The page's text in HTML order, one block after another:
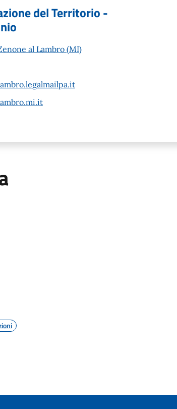
del Territorio -
al Lambro (MI)